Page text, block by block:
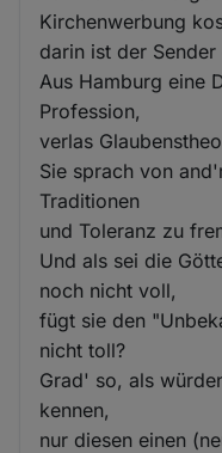
Kirchenwerbung
darin ist der Sender
Aus Hamburg eine
Profession,
verlas
Sie sprach von
Traditionen
und Toleranz zu
Und als sei die
noch nicht voll,
fügt sie den
nicht toll?
Grad' so, als
kennen,
nur diesen einen